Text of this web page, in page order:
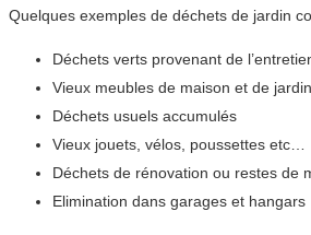
Quelques exemples de déchets de jardin
Déchets verts provenant de
Vieux meubles de maison et de jardin
Déchets usuels accumulés
Vieux jouets, vélos, poussettes etc…
Déchets de rénovation ou restes de
Elimination dans garages et hangars